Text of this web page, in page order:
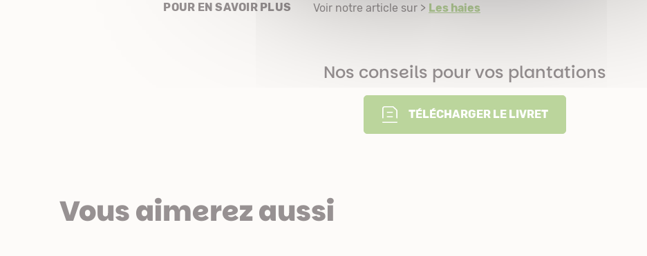
POUR EN SAVOIR PLUS Voir notre article sur > Les haies
Nos conseils pour vos plantations
TÉLÉCHARGER LE LIVRET
Vous aimerez aussi